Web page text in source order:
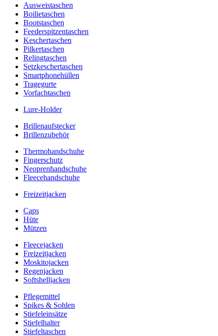
Ausweistaschen
Boilietaschen
Bootstaschen
Feederspitzentaschen
Keschertaschen
Pilkertaschen
Relingtaschen
Setzkeschertaschen
Smartphonehüllen
Tragegurte
Vorfachtaschen
Lure-Holder
Brillenaufstecker
Brillenzubehör
Thermohandschuhe
Fingerschutz
Neoprenhandschuhe
Fleecehandschuhe
Freizeitjacken
Caps
Hüte
Mützen
Fleecejacken
Freizeitjacken
Moskitojacken
Regenjacken
Softshelljacken
Pflegemittel
Spikes & Sohlen
Stiefeleinsätze
Stiefelhalter
Stiefeltaschen